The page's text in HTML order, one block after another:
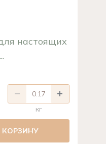
настоящих
кг